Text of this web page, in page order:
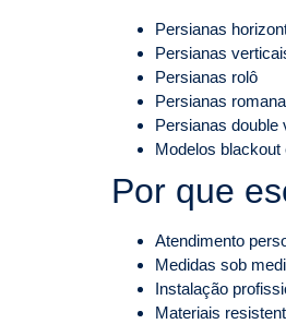
Persianas
Persianas
Persianas rolô
Persianas romana
Persianas double
Modelos blackout
Por que
Atendimento
Medidas sob
Instalação
Materiais